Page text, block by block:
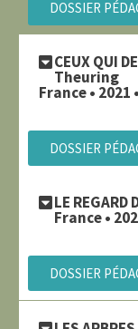
DOSSIER
CEUX QUI
Theuring
France • 2021
DOSSIER
LE
France •
DOSSIER